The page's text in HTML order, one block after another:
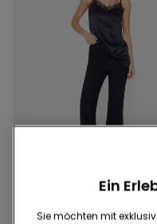
1 Farbe
Ein
Sie möchten mit